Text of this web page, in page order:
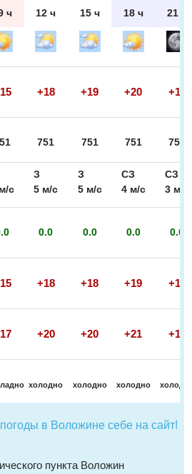
ч 12 ч 15 ч 18 ч 21 ч
+18 +19 +20 +16
751 751 751 751
с
З
5 м/с
З
5 м/с
СЗ
4 м/с
СЗ
3 м/с
0.0 0.0 0.0 0.0
+18 +18 +19 +16
+20 +20 +21 +16
холодно холодно холодно
в Воложине себе на сайт!
пункта Воложин